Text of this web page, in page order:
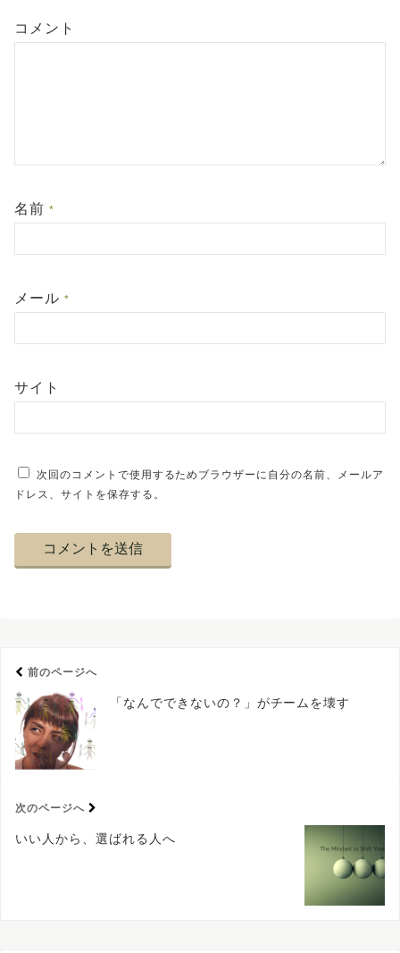
コメント
名前 *
メール *
サイト
次回のコメントで使用するためブラウザーに自分の名前、メールア
ドレス、サイトを保存する。
前のページへ
「なんでできないの？」がチームを壊す
次のページへ
いい人から、選ばれる人へ